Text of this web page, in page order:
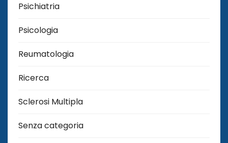
Psichiatria
Psicologia
Reumatologia
Ricerca
Sclerosi Multipla
Senza categoria